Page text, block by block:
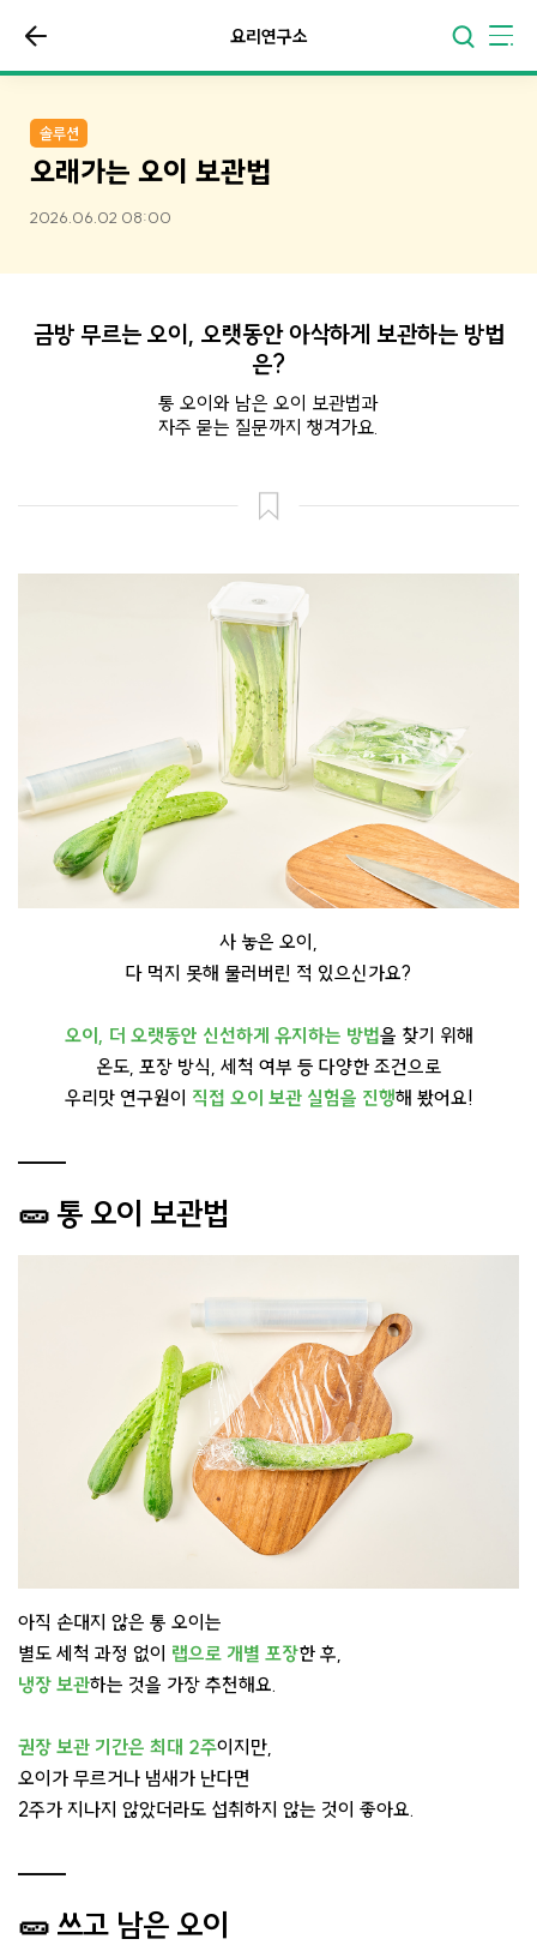
요리연구소
솔루션
오래가는 오이 보관법
2026.06.02 08:00
금방 무르는 오이, 오랫동안 아삭하게 보관하는 방법
은?
통 오이와 남은 오이 보관법과
자주 묻는 질문까지 챙겨가요.
사 놓은 오이,
다 먹지 못해 물러버린 적 있으신가요?
오이, 더 오랫동안 신선하게 유지하는 방법을 찾기 위해
온도, 포장 방식, 세척 여부 등 다양한 조건으로
우리맛 연구원이 직접 오이 보관 실험을 진행해 봤어요!
🥒 통 오이 보관법
아직 손대지 않은 통 오이는
별도 세척 과정 없이 랩으로 개별 포장한 후,
냉장 보관하는 것을 가장 추천해요.
권장 보관 기간은 최대 2주이지만,
오이가 무르거나 냄새가 난다면
2주가 지나지 않았더라도 섭취하지 않는 것이 좋아요.
🥒 쓰고 남은 오이